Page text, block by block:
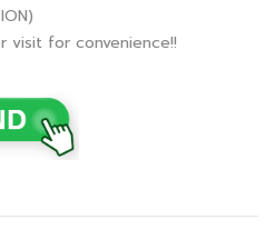
visit for convenience!!